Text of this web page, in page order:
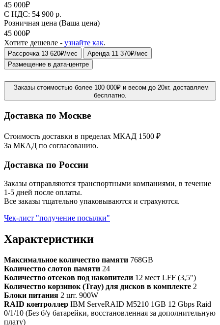
45 000₽
C НДС: 54 900 р.
Розничная цена (Ваша цена)
45 000₽
Хотите дешевле - узнайте как.
Рассрочка 13 620₽/мес
Аренда 11 370₽/мес
Размещение в дата-центре
Заказы стоимостью более 100 000₽ и весом до 20кг. доставляем
бесплатно.
Доставка по Москве
Стоимость доставки в пределах МКАД 1500 ₽
За МКАД по согласованию.
Доставка по России
Заказы отправляются транспортными компаниями, в течение
1-5 дней после оплаты.
Все заказы тщательно упаковываются и страхуются.
Чек-лист "получение посылки"
Характеристики
Максимальное количество памяти 768GB
Количество слотов памяти 24
Количество отсеков под накопители 12 мест LFF (3,5")
Количество корзинок (Tray) для дисков в комплекте 2
Блоки питания 2 шт. 900W
RAID контроллер IBM ServeRAID M5210 1GB 12 Gbps Raid
0/1/10 (Без б/у батарейки, восстановленная за дополнительную
плату)